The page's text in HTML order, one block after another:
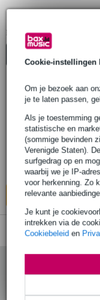
Cookie-instellingen
Om je bezoek aan
je te laten passen,
Als je toestemming
statistische en
(sommige bevinden
Verenigde Staten).
surfgedrag op en
waarbij we je IP-
voor herkenning. Zo
relevante
Je kunt je
intrekken via de
Cookiebeleid en
Mel Bay
Er is 1product gevonden.
Mel
of
€